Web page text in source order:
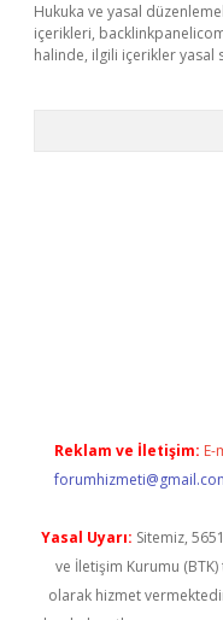
Hukuka ve yasal
içerikleri,
halinde, ilgili içerikler yasal
Reklam ve İletişim: E-
Yasal Uyarı: Sitemiz,
ve İletişim Kurumu (BTK)
olarak hizmet